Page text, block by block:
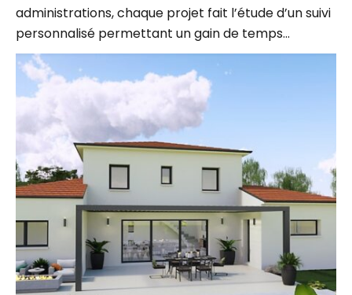
personnalisé permettant un gain de temps…